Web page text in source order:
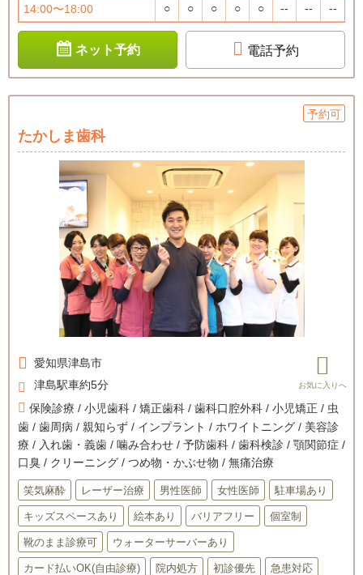
14:00〜18:00 ○ ○ ○ ○ ○ -- -- --
ネット予約 電話予約
予約可
たかしま歯科
愛知県津島市
津島駅車約5分
保険診療 / 小児歯科 / 矯正歯科 / 歯科口腔外科 / 小児矯正 / 虫
歯 / 歯周病 / 親知らず / インプラント / ホワイトニング / 美容診
療 / 入れ歯・義歯 / 噛み合わせ / 予防歯科 / 歯科検診 / 顎関節症 /
口臭 / クリーニング / つめ物・かぶせ物 / 無痛治療
笑気麻酔 レーザー治療 男性医師 女性医師 駐車場あり
キッズスペースあり 絵本あり バリアフリー 個室制
靴のまま診療可 ウォーターサーバーあり
カード払いOK(自由診療) 院内処方 初診優先 急患対応